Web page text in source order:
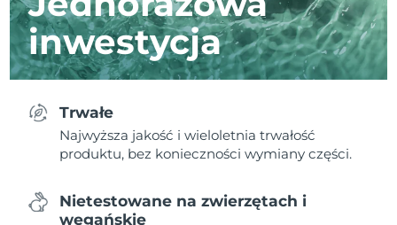
inwestycja
Trwałe
Najwyższa jakość i wieloletnia trwałość
produktu, bez konieczności wymiany części.
Nietestowane na zwierzętach i
wegańskie